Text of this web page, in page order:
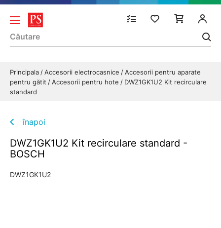
Principala Accesorii electrocasnice
Accesorii pentru aparate
pentru gătit
Accesorii pentru hote
DWZ1GK1U2 Kit recirculare
standard
înapoi
DWZ1GK1U2 Kit recirculare standard -
BOSCH
DWZ1GK1U2